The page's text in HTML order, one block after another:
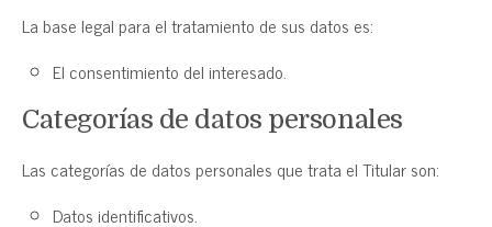
La base legal para el tratamiento de sus datos es:
El consentimiento del interesado.
Categorías de datos personales
Las categorías de datos personales que trata el Titular son:
Datos identificativos.